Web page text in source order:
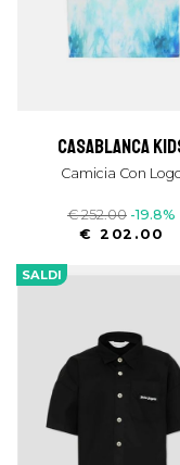
casablanca
Camicia Con
€ 252.00 -19.8%
€ 202.00
SALDI